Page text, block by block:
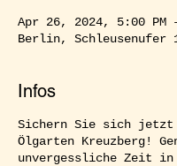
Apr 26, 2024, 5:00 PM
Berlin, Schleusenufer
Infos
Sichern Sie sich jetzt
Ölgarten Kreuzberg!
unvergessliche Zeit in